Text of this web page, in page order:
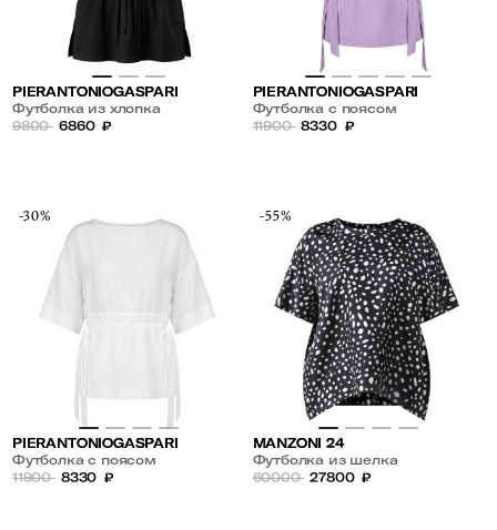
PIERANTONIOGASPARI
Футболка из хлопка
9800 6860 ₽
PIERANTONIOGASPARI
Футболка с поясом
11900 8330 ₽
-30%
PIERANTONIOGASPARI
Футболка с поясом
11900 8330 ₽
-55%
MANZONI 24
Футболка из шелка
60000 27800 ₽